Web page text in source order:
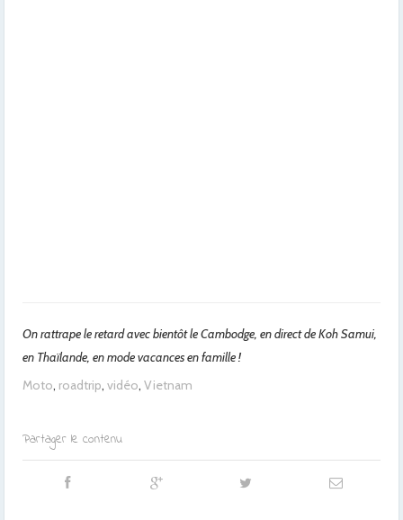
On rattrape le retard avec bientôt le Cambodge, en direct de Koh Samui,
en Thaïlande, en mode vacances en famille !
Moto, roadtrip, vidéo, Vietnam
Partager le contenu